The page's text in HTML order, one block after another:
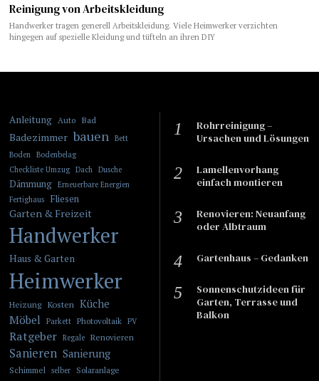
Reinigung von Arbeitskleidung
Handwerker tragen generell Arbeitskleidung. Viele Heimwerker verzichten
hingegen auf spezielle Kleidung und tüfteln an ihren DIY
Anleitung Auto Bad
Badezimmer bauen
Bett
Boden
Bodenbelag
Checkliste Umzug Dach Dusche
Dämmung
Erneuerbare Energien
Fertighaus
Fliesen
Garten & Freizeit
Handwerker
Haus & Garten
Heimwerker
Heizung Kosten Küche
Möbel Parkett Photovoltaik PV
Ratgeber Regale Renovieren
Sanieren Sanierung
Schimmel selber Solaranlage
Rohrreinigung –
Ursachen und Lösungen
Lamellenvorhang
einfach montieren
​​Renovieren: Neuanfang
oder Albtraum
Gartenhaus – Gedanken
Sonnenschutzideen für
Garten, Terrasse und
Balkon